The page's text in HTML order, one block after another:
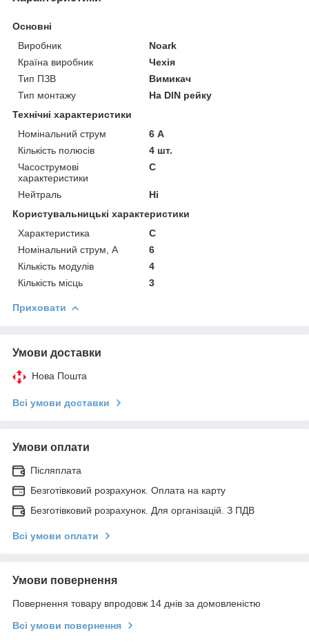
Основні
Виробник
Noark
Країна виробник
Чехія
Тип ПЗВ
Вимикач
Тип монтажу
На DIN рейку
Технічні характеристики
Номінальний струм
6 А
Кількість полюсів
4 шт.
Часострумові
характеристики
C
Нейтраль
Ні
Користувальницькі характеристики
Характеристика
C
Номінальний струм, А
6
Кількість модулів
4
Кількість місць
3
Приховати
Умови доставки
Нова Пошта
Всі умови доставки
Умови оплати
Післяплата
Безготівковий розрахунок. Оплата на карту
Безготівковий розрахунок. Для організацій. З ПДВ
Всі умови оплати
Умови повернення
Повернення товару впродовж 14 днів за домовленістю
Всі умови повернення